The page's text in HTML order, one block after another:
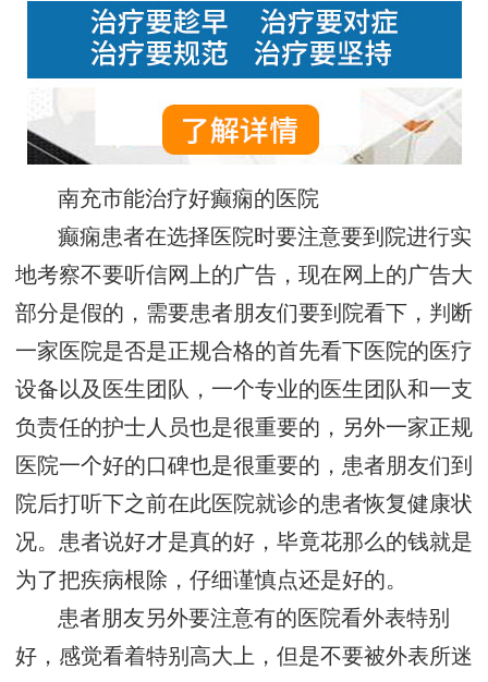
南充市能治疗好癫痫的医院
癫痫患者在选择医院时要注意要到院进行实
地考察不要听信网上的广告，现在网上的广告大
部分是假的，需要患者朋友们要到院看下，判断
一家医院是否是正规合格的首先看下医院的医疗
设备以及医生团队，一个专业的医生团队和一支
负责任的护士人员也是很重要的，另外一家正规
医院一个好的口碑也是很重要的，患者朋友们到
院后打听下之前在此医院就诊的患者恢复健康状
况。患者说好才是真的好，毕竟花那么的钱就是
为了把疾病根除，仔细谨慎点还是好的。
患者朋友另外要注意有的医院看外表特别
好，感觉看着特别高大上，但是不要被外表所迷